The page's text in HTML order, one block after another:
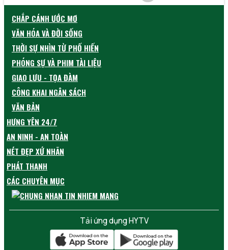
CHẮP CÁNH ƯỚC MƠ
VĂN HÓA VÀ ĐỜI SỐNG
THỜI SỰ NHÌN TỪ PHỐ HIẾN
PHÓNG SỰ VÀ PHIM TÀI LIỆU
GIAO LƯU - TỌA ĐÀM
CÔNG KHAI NGÂN SÁCH
VĂN BẢN
HƯNG YÊN 24/7
AN NINH - AN TOÀN
NÉT ĐẸP XỨ NHÃN
PHÁT THANH
CÁC CHUYÊN MỤC
Tải ứng dụng HYTV